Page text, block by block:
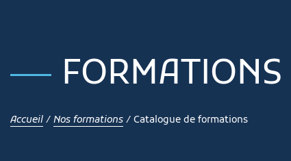
FORMATIONS
Accueil / Nos formations / Catalogue de formations